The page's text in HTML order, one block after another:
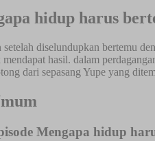
hidup harus
diselundupkan bertemu
hasil. dalam
dari sepasang Yupe yang
Mengapa hidup